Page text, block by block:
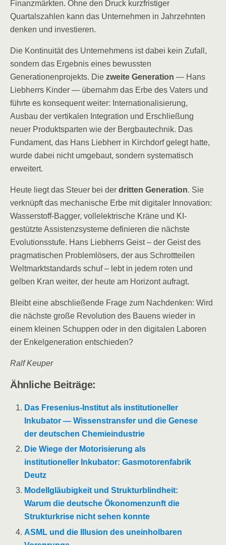
Finanzmärkten. Ohne den Druck kurzfristiger
Quartalszahlen kann das Unternehmen in Jahrzehnten
denken und investieren.
Die Kontinuität des Unternehmens ist dabei kein Zufall,
sondern das Ergebnis eines bewussten
Generationenprojekts. Die zweite Generation — Hans
Liebherrs Kinder — übernahm das Erbe des Vaters und
führte es konsequent weiter: Internationalisierung,
Ausbau der vertikalen Integration und Erschließung
neuer Produktsparten wie der Bergbautechnik. Das
Fundament, das Hans Liebherr in Kirchdorf gelegt hatte,
wurde dabei nicht umgebaut, sondern systematisch
erweitert.
Heute liegt das Steuer bei der dritten Generation. Sie
verknüpft das mechanische Erbe mit digitaler Innovation:
Wasserstoff-Bagger, vollelektrische Kräne und KI-
gestützte Assistenzsysteme definieren die nächste
Evolutionsstufe. Hans Liebherrs Geist – der Geist des
pragmatischen Problemlösers, der aus Schrottteilen
Weltmarktstandards schuf – lebt in jedem roten und
gelben Kran weiter, der heute am Horizont aufragt.
Bleibt eine abschließende Frage zum Nachdenken: Wird
die nächste große Revolution des Bauens wieder in
einem kleinen Schuppen oder in den digitalen Laboren
der Enkelgeneration entschieden?
Ralf Keuper
Ähnliche Beiträge:
Das Fresenius-Institut als institutioneller
Inkubator — Wissenstransfer und die Genese
der deutschen Chemieindustrie
Die Wiege der Motorisierung als
institutioneller Inkubator: Gasmotorenfabrik
Deutz
Modellgläubigkeit und Strukturblindheit:
Warum die deutsche Ökonomenzunft die
Strukturkrise nicht sehen konnte
ASML und die Illusion des uneinholbaren